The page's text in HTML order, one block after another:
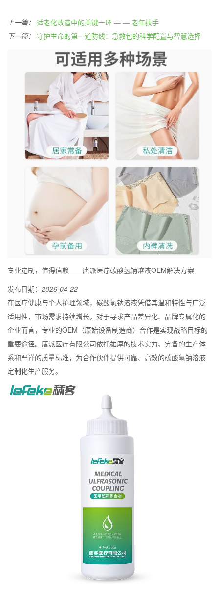
上一篇： 适老化改造中的关键一环 — — 老年扶手
下一篇： 守护生命的第一道防线：急救包的科学配置与智慧选择
专业定制，值得信赖——唐派医疗碳酸氢钠溶液OEM解决方案
发布日期： 2026-04-22
在医疗健康与个人护理领域，碳酸氢钠溶液凭借其温和特性与广泛
适用性，市场需求持续增长。对于寻求产品差异化、品牌专属化的
企业而言，专业的OEM（原始设备制造商）合作是实现战略目标的
重要途径。唐派医疗有限公司依托雄厚的技术实力、完备的生产体
系和严谨的质量标准，为合作伙伴提供可靠、高效的碳酸氢钠溶液
定制化生产服务。